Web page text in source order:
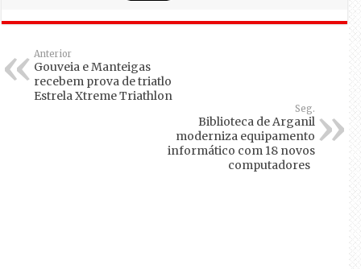
Anterior
Gouveia e Manteigas
recebem prova de triatlo
Estrela Xtreme Triathlon
Seg.
Biblioteca de Arganil
moderniza equipamento
informático com 18 novos
computadores